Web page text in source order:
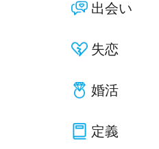
出会い
失恋
婚活
定義